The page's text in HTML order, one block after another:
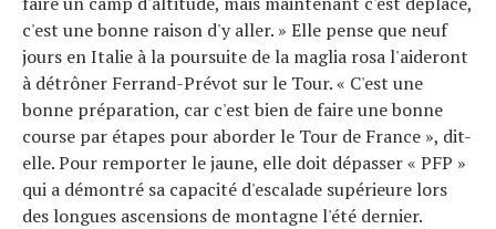
c'est une bonne raison d'y aller. » Elle pense que neuf
jours en Italie à la poursuite de la maglia rosa l'aideront
à détrôner Ferrand-Prévot sur le Tour. « C'est une
bonne préparation, car c'est bien de faire une bonne
course par étapes pour aborder le Tour de France », dit-
elle. Pour remporter le jaune, elle doit dépasser « PFP »
qui a démontré sa capacité d'escalade supérieure lors
des longues ascensions de montagne l'été dernier.